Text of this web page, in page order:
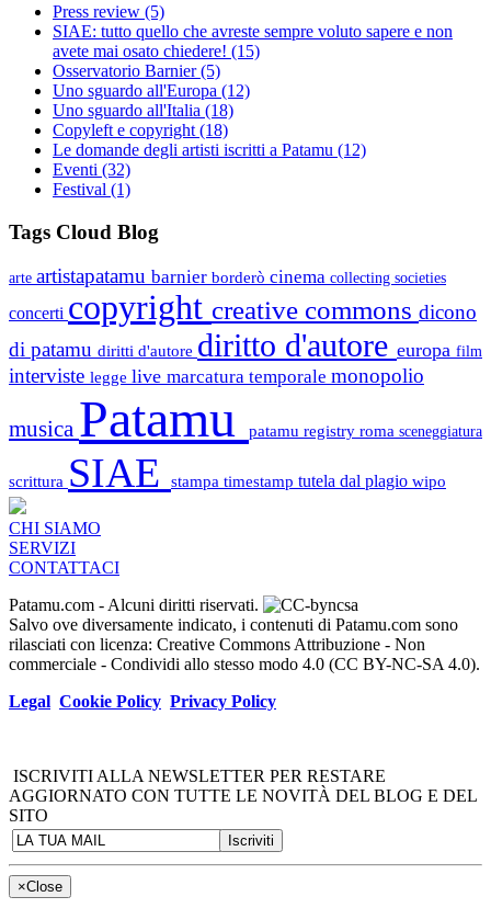
Press review (5)
SIAE: tutto quello che avreste sempre voluto sapere e non
avete mai osato chiedere! (15)
Osservatorio Barnier(5)
Uno sguardo all'Europa (12)
Uno sguardo all'Italia (18)
Copyleft e copyright (18)
Le domande degli artisti iscritti a Patamu (12)
Eventi (32)
Festival (1)
Tags Cloud Blog
arte artistapatamu barnier borderò cinema collecting societies
concerti copyright creative commons dicono
di patamu diritti d'autore diritto d'autore europa film
interviste legge live marcatura temporale monopolio
musica Patamu patamu registry roma sceneggiatura
scrittura SIAE stampa timestamp tutela dal plagio wipo
CHI SIAMO
SERVIZI
CONTATTACI
Patamu.com - Alcuni diritti riservati.
Salvo ove diversamente indicato, i contenuti di Patamu.com sono
rilasciati con licenza: Creative Commons Attribuzione - Non
commerciale - Condividi allo stesso modo 4.0 (CC BY-NC-SA 4.0).
Legal Cookie Policy Privacy Policy
ISCRIVITI ALLA NEWSLETTER PER RESTARE
AGGIORNATO CON TUTTE LE NOVITÀ DEL BLOG E DEL
SITO
×Close